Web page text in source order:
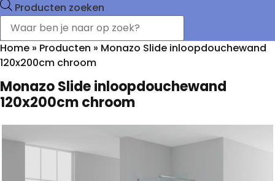
Producten zoeken
Home » Producten » Monazo Slide inloopdouchewand
120x200cm chroom
Monazo Slide inloopdouchewand
120x200cm chroom